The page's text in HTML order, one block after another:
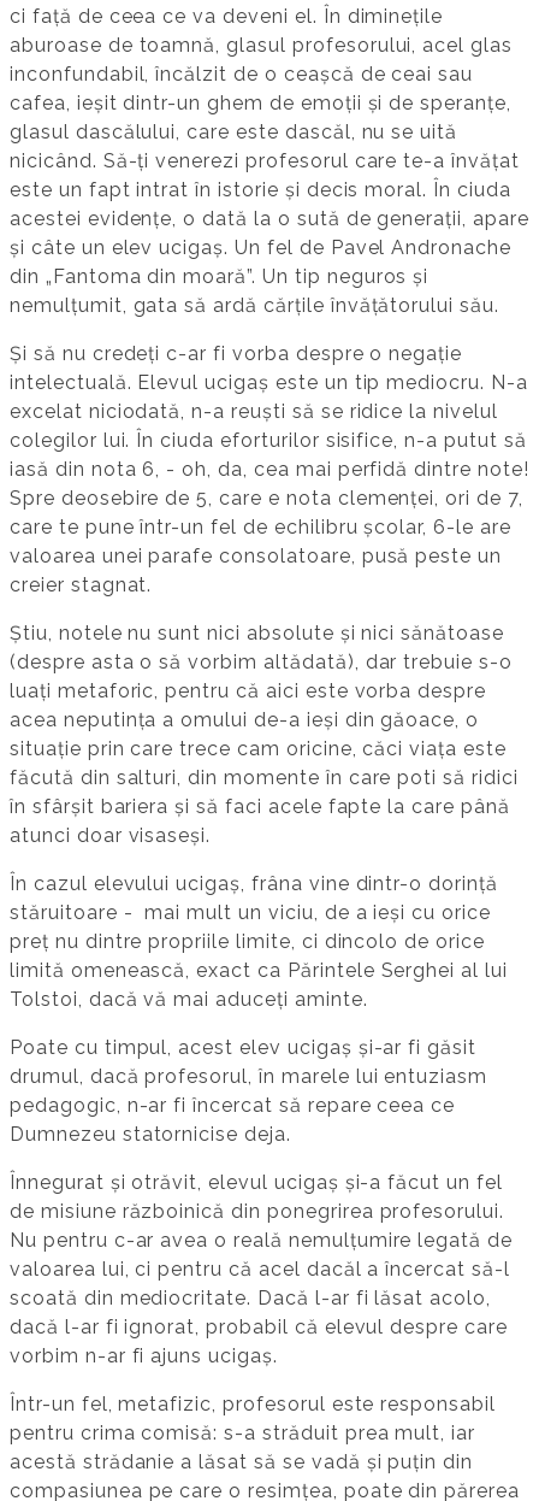
ci față de ceea ce va deveni el. În diminețile
aburoase de toamnă, glasul profesorului, acel glas
inconfundabil, încălzit de o ceașcă de ceai sau
cafea, ieșit dintr-un ghem de emoții și de speranțe,
glasul dascălului, care este dascăl, nu se uită
nicicând. Să-ți venerezi profesorul care te-a învățat
este un fapt intrat în istorie și decis moral. În ciuda
acestei evidențe, o dată la o sută de generații, apare
și câte un elev ucigaș. Un fel de Pavel Andronache
din „Fantoma din moară”. Un tip neguros și
nemulțumit, gata să ardă cărțile învățătorului său.
Și să nu credeți c-ar fi vorba despre o negație
intelectuală. Elevul ucigaș este un tip mediocru. N-a
excelat niciodată, n-a reuști să se ridice la nivelul
colegilor lui. În ciuda eforturilor sisifice, n-a putut să
iasă din nota 6, - oh, da, cea mai perfidă dintre note!
Spre deosebire de 5, care e nota clemenței, ori de 7,
care te pune într-un fel de echilibru școlar, 6-le are
valoarea unei parafe consolatoare, pusă peste un
creier stagnat.
Știu, notele nu sunt nici absolute și nici sănătoase
(despre asta o să vorbim altădată), dar trebuie s-o
luați metaforic, pentru că aici este vorba despre
acea neputința a omului de-a ieși din găoace, o
situație prin care trece cam oricine, căci viața este
făcută din salturi, din momente în care poti să ridici
în sfârșit bariera și să faci acele fapte la care până
atunci doar visaseși.
În cazul elevului ucigaș, frâna vine dintr-o dorință
stăruitoare - mai mult un viciu, de a ieși cu orice
preț nu dintre propriile limite, ci dincolo de orice
limită omenească, exact ca Părintele Serghei al lui
Tolstoi, dacă vă mai aduceți aminte.
Poate cu timpul, acest elev ucigaș și-ar fi găsit
drumul, dacă profesorul, în marele lui entuziasm
pedagogic, n-ar fi încercat să repare ceea ce
Dumnezeu statornicise deja.
Înnegurat și otrăvit, elevul ucigaș și-a făcut un fel
de misiune războinică din ponegrirea profesorului.
Nu pentru c-ar avea o reală nemulțumire legată de
valoarea lui, ci pentru că acel dacăl a încercat să-l
scoată din mediocritate. Dacă l-ar fi lăsat acolo,
dacă l-ar fi ignorat, probabil că elevul despre care
vorbim n-ar fi ajuns ucigaș.
Într-un fel, metafizic, profesorul este responsabil
pentru crima comisă: s-a străduit prea mult, iar
acestă strădanie a lăsat să se vadă și puțin din
compasiunea pe care o resimțea, poate din părerea